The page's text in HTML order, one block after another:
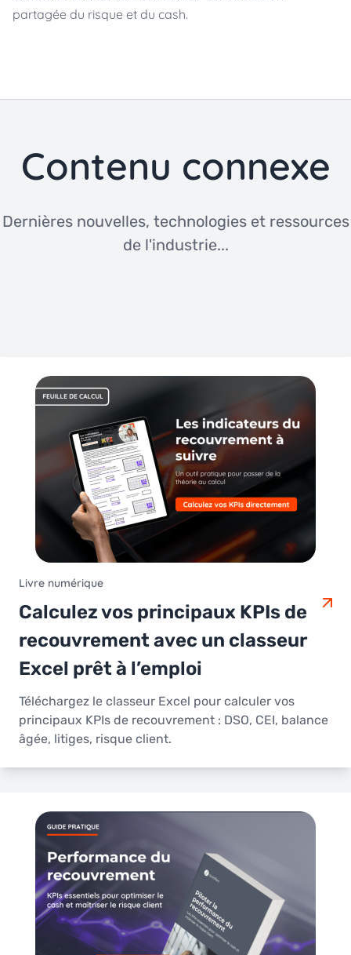
partagée du risque et du cash.
Contenu connexe
Dernières nouvelles, technologies et ressources
de l'industrie...
Livre numérique
Calculez vos principaux KPIs de
recouvrement avec un classeur
Excel prêt à l’emploi
Téléchargez le classeur Excel pour calculer vos
principaux KPIs de recouvrement : DSO, CEI, balance
âgée, litiges, risque client.